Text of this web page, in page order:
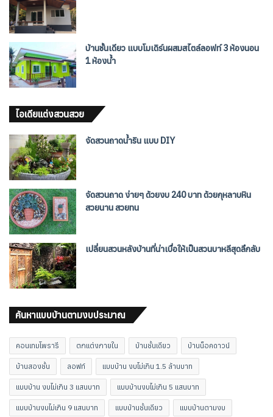
บ้านชั้นเดียว แบบโมเดิร์นผสมสไตล์ลอฟท์ 3 ห้องนอน
1 ห้องน้ำ
ไอเดียแต่งสวนสวย
จัดสวนถาดน้ำริน แบบ DIY
จัดสวนถาด ง่ายๆ ด้วยงบ 240 บาท ด้วยกุหลาบหิน
สวยนาน สวยทน
เปลี่ยนสวนหลังบ้านที่น่าเบื่อให้เป็นสวนบาหลีสุดลึกลับ
ค้นหาแบบบ้านตามงบประมาณ
คอนเทมโพรารี ตกแต่งภายใน บ้านชั้นเดียว บ้านน็อคดาวน์
บ้านสองชั้น ลอฟท์ แบบบ้าน งบไม่เกิน 1.5 ล้านบาท
แบบบ้าน งบไม่เกิน 3 แสนบาท แบบบ้านงบไม่เกิน 5 แสนบาท
แบบบ้านงบไม่เกิน 9 แสนบาท แบบบ้านชั้นเดียว แบบบ้านตามงบ